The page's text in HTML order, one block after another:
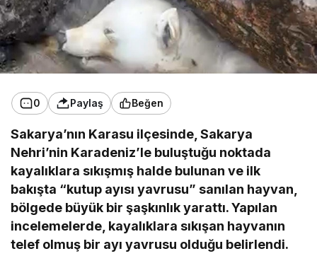
0 Paylaş Beğen
Sakarya’nın Karasu ilçesinde, Sakarya
Nehri’nin Karadeniz’le buluştuğu noktada
kayalıklara sıkışmış halde bulunan ve ilk
bakışta “kutup ayısı yavrusu” sanılan hayvan,
bölgede büyük bir şaşkınlık yarattı. Yapılan
incelemelerde, kayalıklara sıkışan hayvanın
telef olmuş bir ayı yavrusu olduğu belirlendi.